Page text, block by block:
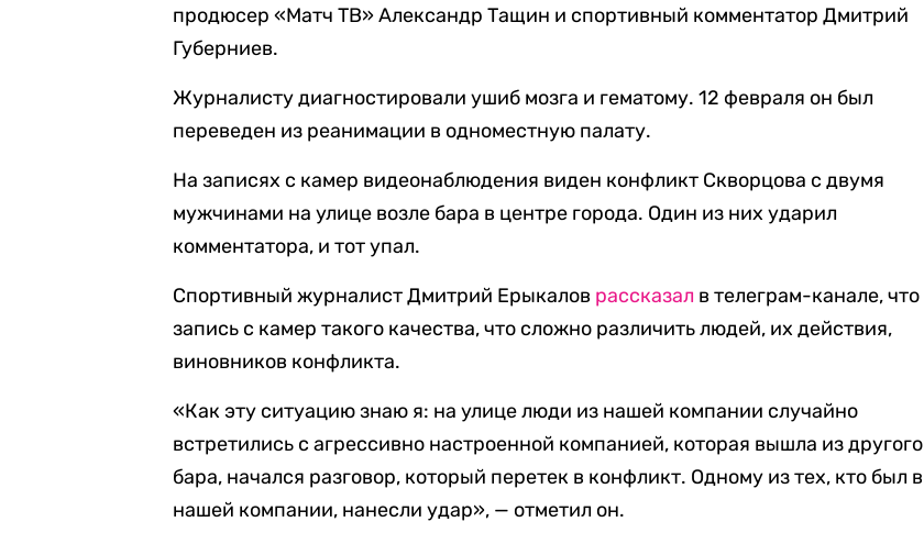
продюсер «Матч ТВ» Александр Тащин и спортивный комментатор Дмитрий
Губерниев.
Журналисту диагностировали ушиб мозга и гематому. 12 февраля он был
переведен из реанимации в одноместную палату.
На записях с камер видеонаблюдения виден конфликт Скворцова с двумя
мужчинами на улице возле бара в центре города. Один из них ударил
комментатора, и тот упал.
Спортивный журналист Дмитрий Ерыкалов рассказал в телеграм-канале, что
запись с камер такого качества, что сложно различить людей, их действия,
виновников конфликта.
«Как эту ситуацию знаю я: на улице люди из нашей компании случайно
встретились с агрессивно настроенной компанией, которая вышла из другого
бара, начался разговор, который перетек в конфликт. Одному из тех, кто был в
нашей компании, нанесли удар», — отметил он.